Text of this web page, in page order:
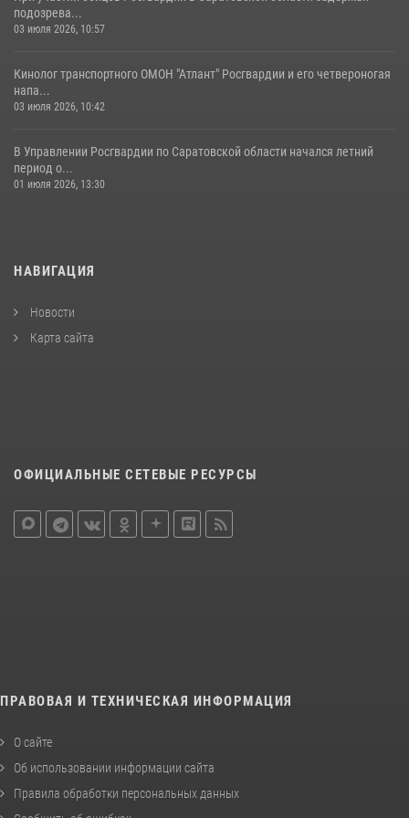
подозрева...
03 июля 2026, 10:57
Кинолог транспортного ОМОН "Атлант" Росгвардии и его четвероногая
напа...
03 июля 2026, 10:42
В Управлении Росгвардии по Саратовской области начался летний
период о...
01 июля 2026, 13:30
НАВИГАЦИЯ
Новости
Карта сайта
ОФИЦИАЛЬНЫЕ СЕТЕВЫЕ РЕСУРСЫ
ПРАВОВАЯ И ТЕХНИЧЕСКАЯ ИНФОРМАЦИЯ
О сайте
Об использовании информации сайта
Правила обработки персональных данных